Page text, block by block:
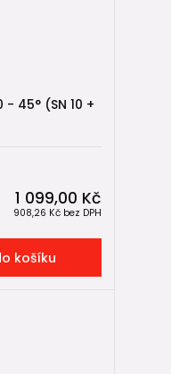
45° (SN 10 +
1 099,00 Kč
908,26 Kč bez DPH
košíku